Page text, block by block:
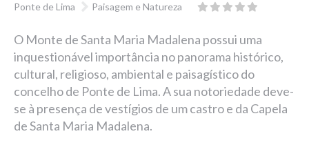
Ponte de Lima Paisagem e Natureza
O Monte de Santa Maria Madalena possui uma
inquestionável importância no panorama histórico,
cultural, religioso, ambiental e paisagístico do
concelho de Ponte de Lima. A sua notoriedade deve-
se à presença de vestígios de um castro e da Capela
de Santa Maria Madalena.